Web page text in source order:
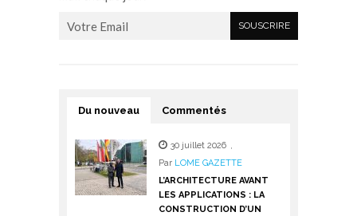
Du nouveau Commentés
30 juillet 2026 ,
Par LOME GAZETTE
L’ARCHITECTURE AVANT
LES APPLICATIONS : LA
CONSTRUCTION D’UN